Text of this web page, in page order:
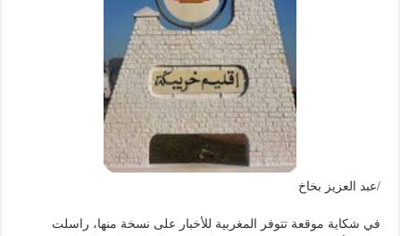
/عبد العزيز بخاخ
في شكاية موقعة تتوفر المغربية للأخبار على نسخة منها، راسلت